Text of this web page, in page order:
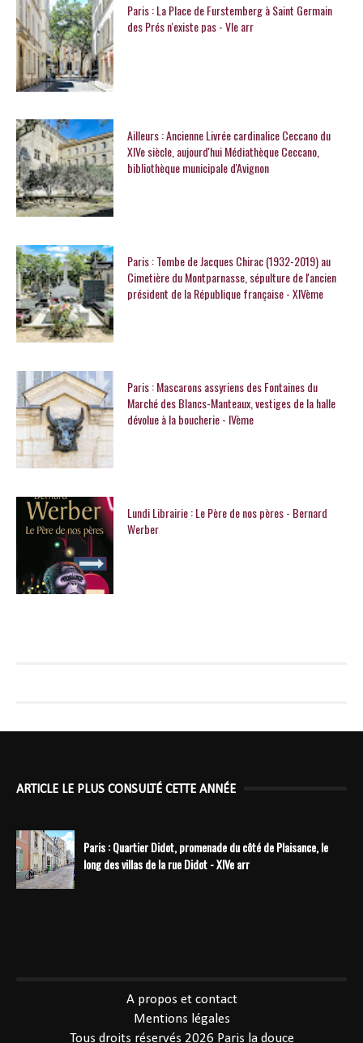
Paris : La Place de Furstemberg à Saint Germain
des Prés n'existe pas - VIe arr
Ailleurs : Ancienne Livrée cardinalice Ceccano du
XIVe siècle, aujourd'hui Médiathèque Ceccano,
bibliothèque municipale d'Avignon
Paris : Tombe de Jacques Chirac (1932-2019) au
Cimetière du Montparnasse, sépulture de l'ancien
président de la République française - XIVème
Paris : Mascarons assyriens des Fontaines du
Marché des Blancs-Manteaux, vestiges de la halle
dévolue à la boucherie - IVème
Lundi Librairie : Le Père de nos pères - Bernard
Werber
ARTICLE LE PLUS CONSULTÉ CETTE ANNÉE
Paris : Quartier Didot, promenade du côté de Plaisance, le
long des villas de la rue Didot - XIVe arr
A propos et contact
Mentions légales
Tous droits réservés 2026 Paris la douce